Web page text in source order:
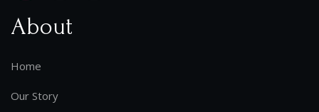
About
Home
Our Story